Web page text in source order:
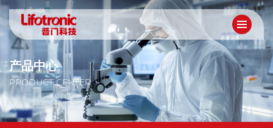
产品中心
PRODUCT CENTER